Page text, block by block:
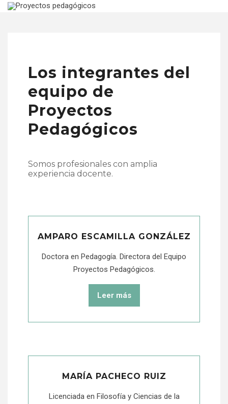
Los integrantes del
equipo de
Proyectos
Pedagógicos
Somos profesionales con amplia
experiencia docente.
AMPARO ESCAMILLA GONZÁLEZ
Doctora en Pedagogía. Directora del Equipo
Proyectos Pedagógicos.
Leer más
MARÍA PACHECO RUIZ
Licenciada en Filosofía y Ciencias de la